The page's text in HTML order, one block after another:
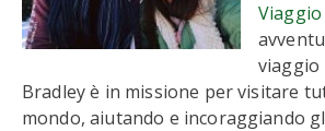
viaggio
Bradley è in missione per visitare
mondo, aiutando e incoraggiando